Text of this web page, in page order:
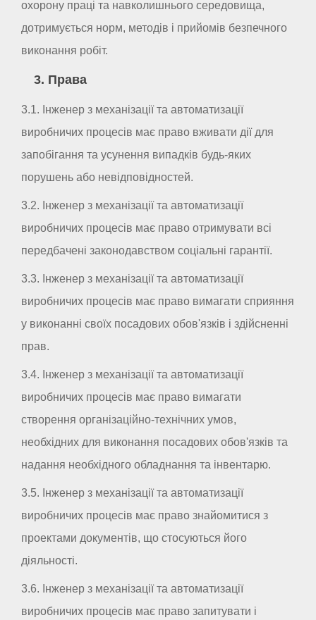
охорону праці та навколишнього середовища,
дотримується норм, методів і прийомів безпечного
виконання робіт.
3. Права
3.1. Інженер з механізації та автоматизації
виробничих процесів має право вживати дії для
запобігання та усунення випадків будь-яких
порушень або невідповідностей.
3.2. Інженер з механізації та автоматизації
виробничих процесів має право отримувати всі
передбачені законодавством соціальні гарантії.
3.3. Інженер з механізації та автоматизації
виробничих процесів має право вимагати сприяння
у виконанні своїх посадових обов'язків і здійсненні
прав.
3.4. Інженер з механізації та автоматизації
виробничих процесів має право вимагати
створення організаційно-технічних умов,
необхідних для виконання посадових обов'язків та
надання необхідного обладнання та інвентарю.
3.5. Інженер з механізації та автоматизації
виробничих процесів має право знайомитися з
проектами документів, що стосуються його
діяльності.
3.6. Інженер з механізації та автоматизації
виробничих процесів має право запитувати і